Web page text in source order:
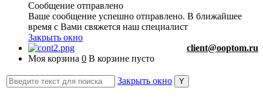
Сообщение отправлено
Ваше сообщение успешно отправлено. В ближайшее
время с Вами свяжется наш специалист
Закрыть окно
client@ooptom.ru
Моя корзина 0 В корзине пусто
Закрыть окно